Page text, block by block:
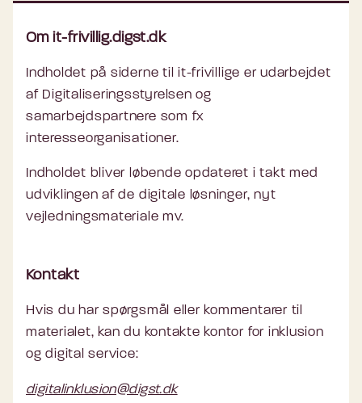
caféen. Det giver et rigtig godt fællesskab,
hvor vi får snakket om en masse ting.
Om it-frivillig.digst.dk
Indholdet på siderne til it-frivillige er udarbejdet
af Digitaliseringsstyrelsen og
samarbejdspartnere som fx
interesseorganisationer.
Indholdet bliver løbende opdateret i takt med
udviklingen af de digitale løsninger, nyt
vejledningsmateriale mv.
Kontakt
Hvis du har spørgsmål eller kommentarer til
materialet, kan du kontakte kontor for inklusion
og digital service:
digitalinklusion@digst.dk